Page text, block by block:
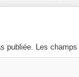
publiée. Les